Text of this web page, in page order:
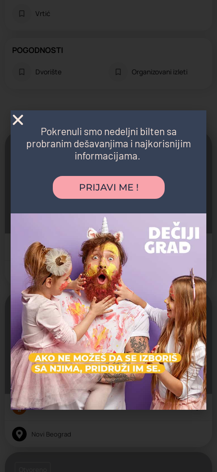
Vrtić
POGODNOSTI
Dvorište Organizovani izleti
Dragan Laković
Vojvođanska 109, Novi Beograd, Beograd, Srbija
Otvoreno
Državni vrtić
Novi Beograd
Tesla - Nauka za život
Jaslice, Predškolsko, Vrtić
Bulevar Crvene armije 1, Beograd, Srbija
Otvoreno
Državni vrtić
Novi Beograd
Pokrenuli smo nedeljni bilten sa
probranim dešavanjima i najkorisnijim
informacijama.
PRIJAVI ME !